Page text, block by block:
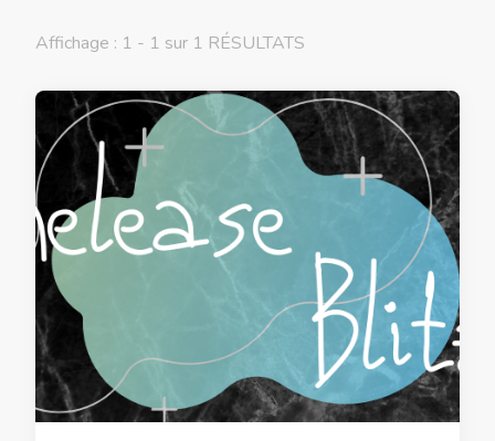
Affichage : 1 - 1 sur 1 RÉSULTATS